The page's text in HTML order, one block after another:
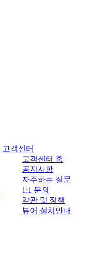
고객센터
고객센터 홈
공지사항
자주하는 질문
1:1 문의
약관 및 정책
뷰어 설치안내